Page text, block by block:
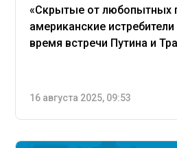
«Скрытые от любопытных
американские
время встречи Путина и
16 августа 2025, 09:53